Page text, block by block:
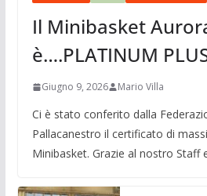
Il Minibasket
è….PLATINUM
Giugno 9, 2026 Mario Villa
Ci è stato conferito dalla
Pallacanestro il certificato di
Minibasket. Grazie al nostro Staff